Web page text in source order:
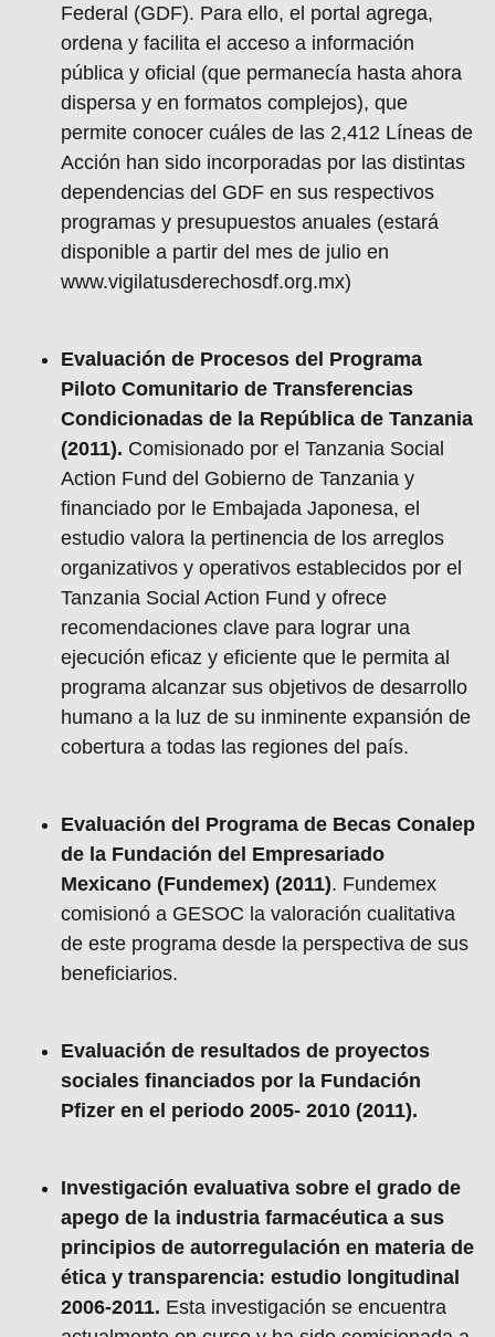
Federal (GDF). Para ello, el portal agrega,
ordena y facilita el acceso a información
pública y oficial (que permanecía hasta ahora
dispersa y en formatos complejos), que
permite conocer cuáles de las 2,412 Líneas de
Acción han sido incorporadas por las distintas
dependencias del GDF en sus respectivos
programas y presupuestos anuales (estará
disponible a partir del mes de julio en
www.vigilatusderechosdf.org.mx)
Evaluación de Procesos del Programa
Piloto Comunitario de Transferencias
Condicionadas de la República de Tanzania
(2011). Comisionado por el Tanzania Social
Action Fund del Gobierno de Tanzania y
financiado por le Embajada Japonesa, el
estudio valora la pertinencia de los arreglos
organizativos y operativos establecidos por el
Tanzania Social Action Fund y ofrece
recomendaciones clave para lograr una
ejecución eficaz y eficiente que le permita al
programa alcanzar sus objetivos de desarrollo
humano a la luz de su inminente expansión de
cobertura a todas las regiones del país.
Evaluación del Programa de Becas Conalep
de la Fundación del Empresariado
Mexicano (Fundemex) (2011). Fundemex
comisionó a GESOC la valoración cualitativa
de este programa desde la perspectiva de sus
beneficiarios.
Evaluación de resultados de proyectos
sociales financiados por la Fundación
Pfizer en el periodo 2005- 2010 (2011).
Investigación evaluativa sobre el grado de
apego de la industria farmacéutica a sus
principios de autorregulación en materia de
ética y transparencia: estudio longitudinal
2006-2011. Esta investigación se encuentra